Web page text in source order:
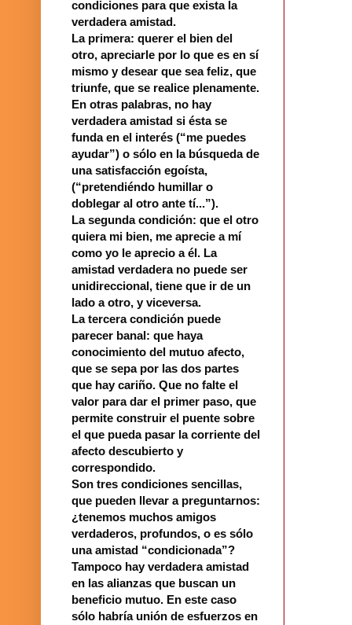
condiciones para que exista la
verdadera amistad.
La primera: querer el bien del
otro, apreciarle por lo que es en sí
mismo y desear que sea feliz, que
triunfe, que se realice plenamente.
En otras palabras, no hay
verdadera amistad si ésta se
funda en el interés (“me puedes
ayudar”) o sólo en la búsqueda de
una satisfacción egoísta,
(“pretendiéndo humillar o
doblegar al otro ante tí...”).
La segunda condición: que el otro
quiera mi bien, me aprecie a mí
como yo le aprecio a él. La
amistad verdadera no puede ser
unidireccional, tiene que ir de un
lado a otro, y viceversa.
La tercera condición puede
parecer banal: que haya
conocimiento del mutuo afecto,
que se sepa por las dos partes
que hay cariño. Que no falte el
valor para dar el primer paso, que
permite construir el puente sobre
el que pueda pasar la corriente del
afecto descubierto y
correspondido.
Son tres condiciones sencillas,
que pueden llevar a preguntarnos:
¿tenemos muchos amigos
verdaderos, profundos, o es sólo
una amistad “condicionada”?
Tampoco hay verdadera amistad
en las alianzas que buscan un
beneficio mutuo. En este caso
sólo habría unión de esfuerzos en